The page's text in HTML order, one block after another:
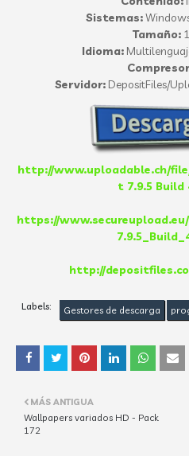
Sistemas:Windows
Tamaño:
Idioma:
Servidor: DepositFiles/
http://www.uploadable.ch/
t 7.9.5 Build
https://
http://
Labels: Gestores de descarga
MÁS ANTIGUA
Wallpapers variados HD - Pack
172